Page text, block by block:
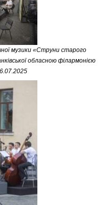
музики «Струни старого
обласною філармонією